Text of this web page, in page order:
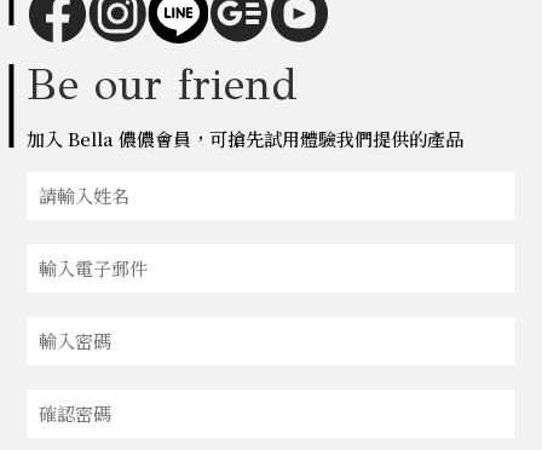
Be our friend
加入 Bella 儂儂會員，可搶先試用體驗我們提供的產品